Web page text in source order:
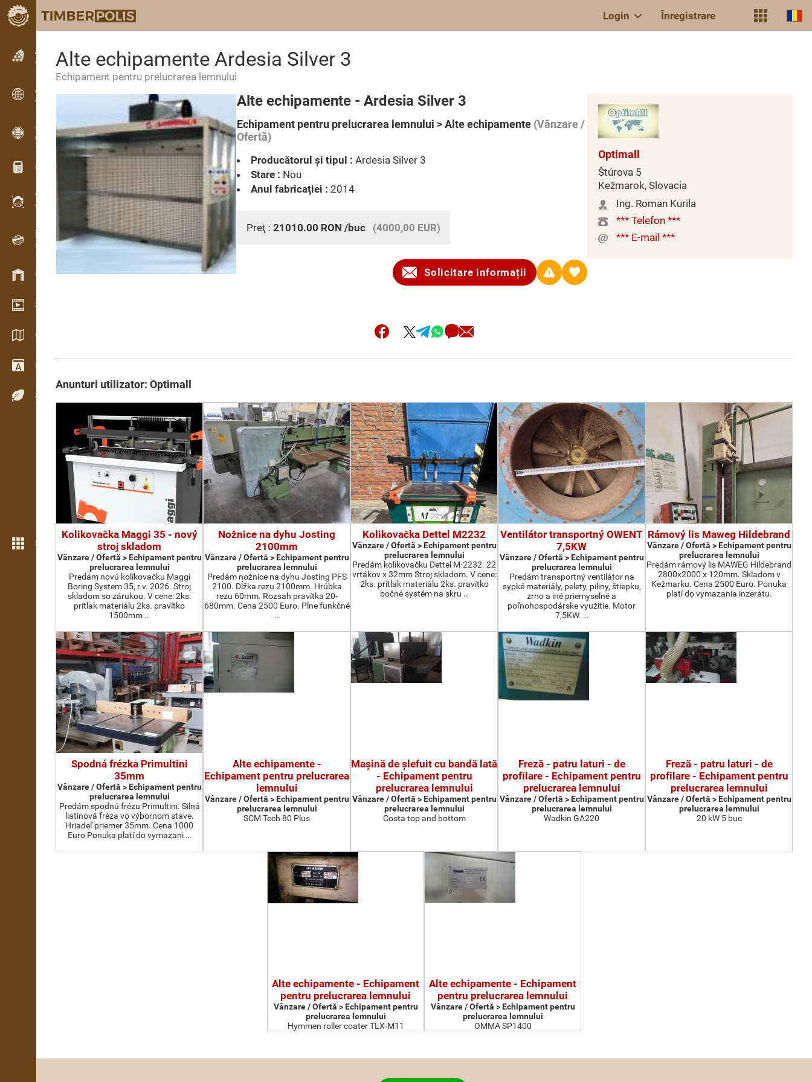
Login Înregistrare
Anunțuri
Anunturi text
Anunțuri
Anunțuri internaționale
OPTI-TIMB
Modele de debitare
Calculatoare lemn
WoodProfi
Volum de lemn cu IA
Înregistrator de date
Inventarul lemnului pe teren
Gestionarea stocurilor
Showroom video
Cataloage / Broșuri
Dicţionar
Specii de lemn
Mai multe opțiuni
Alte echipamente Ardesia Silver 3
Echipament pentru prelucrarea lemnului
Alte echipamente - Ardesia Silver 3
Echipament pentru prelucrarea lemnului > Alte echipamente (Vânzare /
Ofertă)
Producătorul şi tipul : Ardesia Silver 3
Stare : Nou
Anul fabricaţiei : 2014
Preţ : 21010.00 RON /buc (4000,00 EUR)
Solicitare informații
Optimall
Štúrova 5
Kežmarok, Slovacia
Ing. Roman Kurila
*** Telefon ***
*** E-mail ***
Anunturi utilizator: Optimall
Kolikovačka Maggi 35 - nový
stroj skladom
Vânzare / Ofertă > Echipament pentru
prelucrarea lemnului
Predám novú kolíkovačku Maggi
Boring System 35, r.v. 2026. Stroj
skladom so zárukou. V cene: 2ks.
prítlak materiálu 2ks. pravítko
1500mm …
Nožnice na dyhu Josting
2100mm
Vânzare / Ofertă > Echipament pentru
prelucrarea lemnului
Predám nožnice na dyhu Josting PFS
2100. Dĺžka rezu 2100mm. Hrúbka
rezu 60mm. Rozsah pravítka 20-
680mm. Cena 2500 Euro. Plne funkčné
…
Kolikovačka Dettel M2232
Vânzare / Ofertă > Echipament pentru
prelucrarea lemnului
Predám kolíkovačku Dettel M-2232. 22
vrtákov x 32mm Stroj skladom. V cene:
2ks. prítlak materiálu 2ks. pravítko
bočné systém na skru …
Ventilátor transportný OWENT
7,5KW
Vânzare / Ofertă > Echipament pentru
prelucrarea lemnului
Predám transportný ventilátor na
sypké materiály, pelety, piliny, štiepku,
zrno a iné priemyselné a
poľnohospodárske využitie. Motor
7,5KW. …
Rámový lis Maweg Hildebrand
Vânzare / Ofertă > Echipament pentru
prelucrarea lemnului
Predám rámový lis MAWEG Hildebrand
2800x2000 x 120mm. Skladom v
Kežmarku. Cena 2500 Euro. Ponuka
platí do vymazania inzerátu.
Spodná frézka Primultini
35mm
Vânzare / Ofertă > Echipament pentru
prelucrarea lemnului
Predám spodnú frézu Primultini. Silná
liatinová fréza vo výbornom stave.
Hriadeľ priemer 35mm. Cena 1000
Euro Ponuka platí do vymazani …
Alte echipamente -
Echipament pentru prelucrarea
lemnului
Vânzare / Ofertă > Echipament pentru
prelucrarea lemnului
SCM Tech 80 Plus
Maşină de şlefuit cu bandă lată
- Echipament pentru
prelucrarea lemnului
Vânzare / Ofertă > Echipament pentru
prelucrarea lemnului
Costa top and bottom
Freză - patru laturi - de
profilare - Echipament pentru
prelucrarea lemnului
Vânzare / Ofertă > Echipament pentru
prelucrarea lemnului
Wadkin GA220
Freză - patru laturi - de
profilare - Echipament pentru
prelucrarea lemnului
Vânzare / Ofertă > Echipament pentru
prelucrarea lemnului
20 kW 5 buc
Alte echipamente - Echipament
pentru prelucrarea lemnului
Vânzare / Ofertă > Echipament pentru
prelucrarea lemnului
Hymmen roller coater TLX-M11
Alte echipamente - Echipament
pentru prelucrarea lemnului
Vânzare / Ofertă > Echipament pentru
prelucrarea lemnului
OMMA SP1400